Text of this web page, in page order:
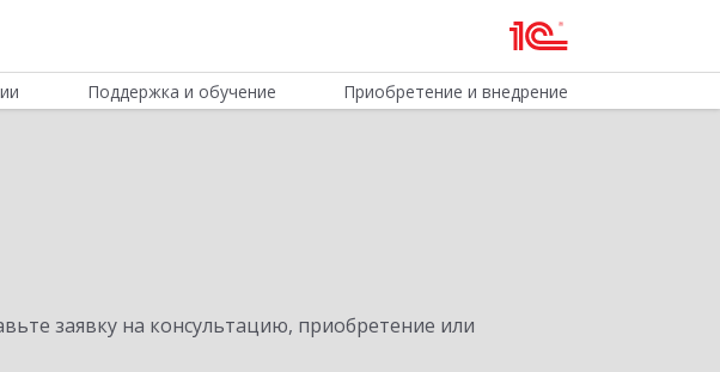
Поддержка и обучение Приобретение и внедрение
заявку на консультацию, приобретение или